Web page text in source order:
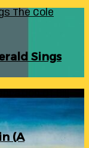
The Cole
Sings
(A